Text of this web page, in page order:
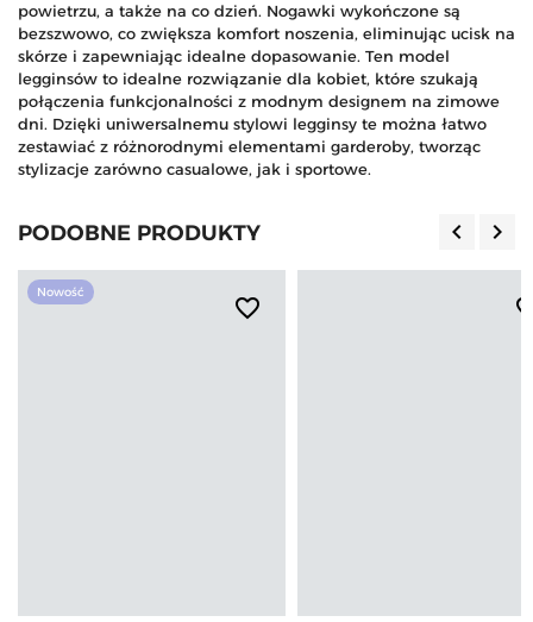
powietrzu, a także na co dzień. Nogawki wykończone są
bezszwowo, co zwiększa komfort noszenia, eliminując ucisk na
skórze i zapewniając idealne dopasowanie. Ten model
legginsów to idealne rozwiązanie dla kobiet, które szukają
połączenia funkcjonalności z modnym designem na zimowe
dni. Dzięki uniwersalnemu stylowi legginsy te można łatwo
zestawiać z różnorodnymi elementami garderoby, tworząc
stylizacje zarówno casualowe, jak i sportowe.
PODOBNE PRODUKTY keyboard_arrow_left keyboard_arrow_right
Nowość
favorite_border